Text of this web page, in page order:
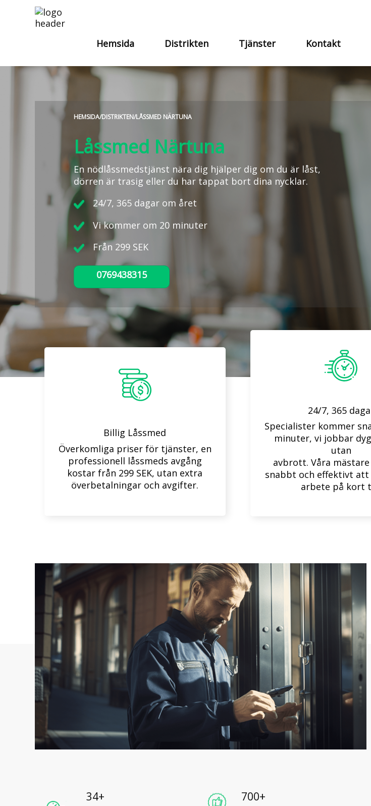
Hemsida Distrikten Tjänster Kontakt
HEMSIDA/DISTRIKTEN/LÅSSMED NÄRTUNA
Låssmed Närtuna
En nödlåssmedstjänst nära dig hjälper dig om du är låst,
dörren är trasig eller du har tappat bort dina nycklar.
24/7, 365 dagar om året
Vi kommer om 20 minuter
Från 299 SEK
0769438315
Billig Låssmed
Överkomliga priser för tjänster, en
professionell låssmeds avgång
kostar från 299 SEK, utan extra
överbetalningar och avgifter.
24/7, 365
Specialister kommer
minuter, vi jobbar
utan
avbrott. Våra
snabbt och effektivt
arbete på kort
34+ 700+